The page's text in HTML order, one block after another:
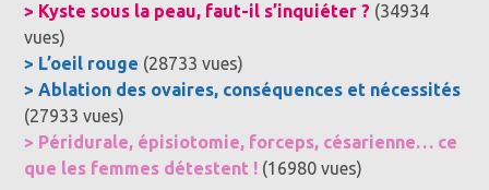
> Kyste sous la peau, faut-il s’inquiéter ? (34934
vues)
> L’oeil rouge (28733 vues)
> Ablation des ovaires, conséquences et nécessités
(27933 vues)
> Péridurale, épisiotomie, forceps, césarienne… ce
que les femmes détestent ! (16980 vues)